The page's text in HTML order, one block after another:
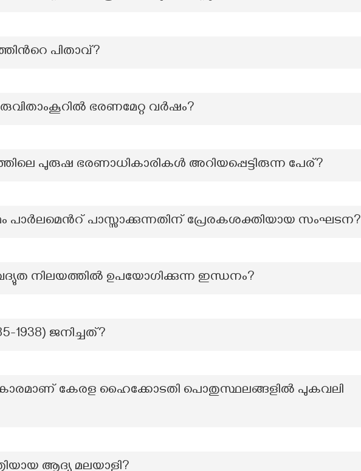
പിതാവ്?
ഭരണമേറ്റ വർഷം?
പുരുഷ ഭരണാധികാരികൾ അറിയപ്പെട്ടിരുന്ന പേര്?
പാർലമെന്‍റ് പാസ്സാക്കുന്നതിന് പ്രേരകശക്തിയായ സംഘടന?
നിലയത്തിൽ ഉപയോഗിക്കുന്ന ഇന്ധനം?
1938) ജനിച്ചത്?
കേരള ഹൈക്കോടതി പൊതുസ്ഥലങ്ങളിൽ പുകവലി
ആദ്യ മലയാളി?